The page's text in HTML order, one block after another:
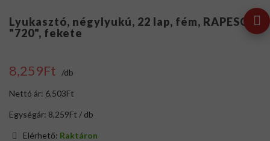
Lyukasztó, négylyukú, 22 lap, fém, RAPESCO
"720", fekete
8,259Ft /db
Nettó ár: 6,503Ft
Egységár: 8,259Ft / db
Elérhető: Raktáron